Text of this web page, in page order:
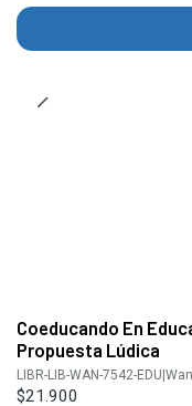
Coeducando En
Propuesta Lúdica
LIBR-LIB-WAN-7542-EDU
$21.900